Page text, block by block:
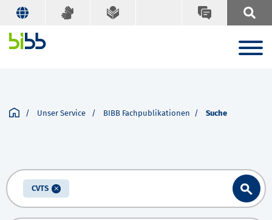
Unser Service BIBB Fachpublikationen Suche
CVTS